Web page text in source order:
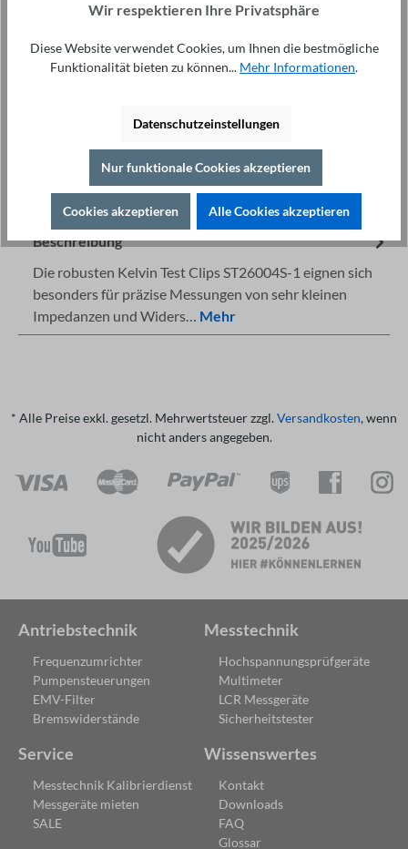
Details
Fachberatung unter
+49 421 277 9999
Beschreibung
Die robusten Kelvin Test Clips ST26004S-1 eignen sich
besonders für präzise Messungen von sehr kleinen
Impedanzen und Widers… Mehr
* Alle Preise exkl. gesetzl. Mehrwertsteuer zzgl. Versandkosten, wenn
nicht anders angegeben.
Antriebstechnik
Frequenzumrichter
Pumpensteuerungen
EMV-Filter
Bremswiderstände
Messtechnik
Hochspannungsprüfgeräte
Multimeter
LCR Messgeräte
Sicherheitstester
Service
Messtechnik Kalibrierdienst
Messgeräte mieten
SALE
Wissenswertes
Kontakt
Downloads
FAQ
Glossar
Wir respektieren Ihre Privatsphäre
Diese Website verwendet Cookies, um Ihnen die bestmögliche
Funktionalität bieten zu können... Mehr Informationen.
Datenschutzeinstellungen
Nur funktionale Cookies akzeptieren
Cookies akzeptieren Alle Cookies akzeptieren